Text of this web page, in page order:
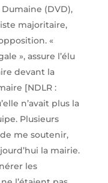
(DVD),
majoritaire,
«
», assure l’élu
devant la
[NDLR :
n’avait plus la
Plusieurs
me soutenir,
la mairie.
les